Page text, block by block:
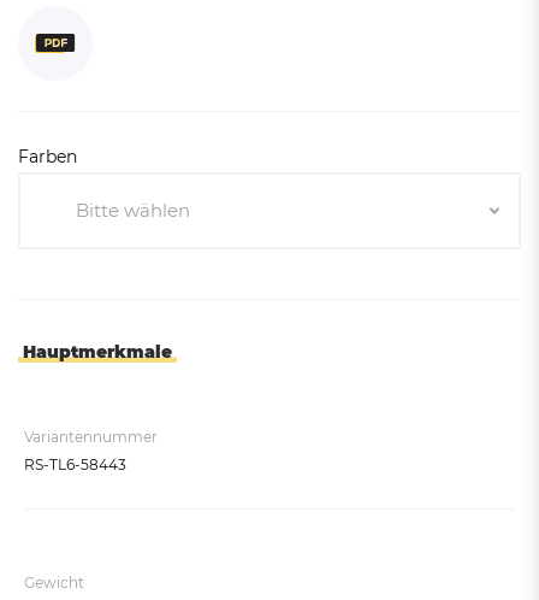
Farben
Bitte wählen
Mangangrau
Hauptmerkmale
Variantennummer
RS-TL6-58443
Gewicht